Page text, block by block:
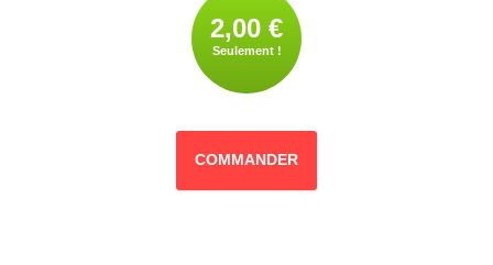
2,00 €
Seulement !
COMMANDER